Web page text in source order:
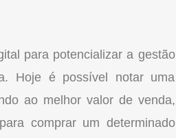
para potencializar a gestão
Hoje é possível notar uma
ao melhor valor de venda,
comprar um determinado